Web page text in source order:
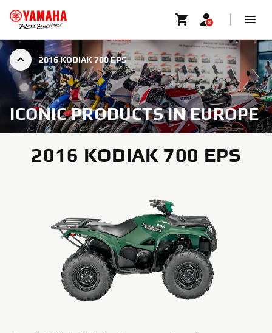
2016 KODIAK 700 EPS
ICONIC PRODUCTS IN EUROPE
2016 KODIAK 700 EPS